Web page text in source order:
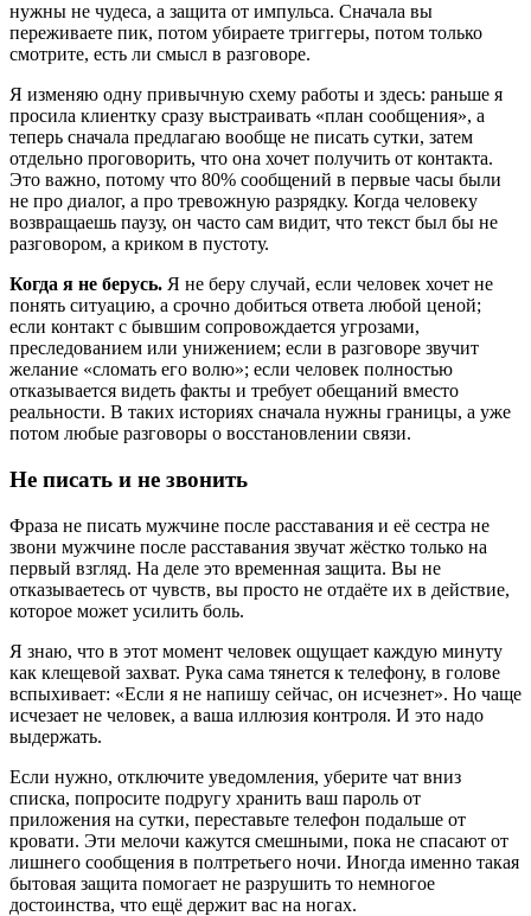
нужны не чудеса, а защита от импульса. Сначала вы
переживаете пик, потом убираете триггеры, потом только
смотрите, есть ли смысл в разговоре.
Я изменяю одну привычную схему работы и здесь: раньше я
просила клиентку сразу выстраивать «план сообщения», а
теперь сначала предлагаю вообще не писать сутки, затем
отдельно проговорить, что она хочет получить от контакта.
Это важно, потому что 80% сообщений в первые часы были
не про диалог, а про тревожную разрядку. Когда человеку
возвращаешь паузу, он часто сам видит, что текст был бы не
разговором, а криком в пустоту.
Когда я не берусь. Я не беру случай, если человек хочет не
понять ситуацию, а срочно добиться ответа любой ценой;
если контакт с бывшим сопровождается угрозами,
преследованием или унижением; если в разговоре звучит
желание «сломать его волю»; если человек полностью
отказывается видеть факты и требует обещаний вместо
реальности. В таких историях сначала нужны границы, а уже
потом любые разговоры о восстановлении связи.
Не писать и не звонить
Фраза не писать мужчине после расставания и её сестра не
звони мужчине после расставания звучат жёстко только на
первый взгляд. На деле это временная защита. Вы не
отказываетесь от чувств, вы просто не отдаёте их в действие,
которое может усилить боль.
Я знаю, что в этот момент человек ощущает каждую минуту
как клещевой захват. Рука сама тянется к телефону, в голове
вспыхивает: «Если я не напишу сейчас, он исчезнет». Но чаще
исчезает не человек, а ваша иллюзия контроля. И это надо
выдержать.
Если нужно, отключите уведомления, уберите чат вниз
списка, попросите подругу хранить ваш пароль от
приложения на сутки, переставьте телефон подальше от
кровати. Эти мелочи кажутся смешными, пока не спасают от
лишнего сообщения в полтретьего ночи. Иногда именно такая
бытовая защита помогает не разрушить то немногое
достоинства, что ещё держит вас на ногах.